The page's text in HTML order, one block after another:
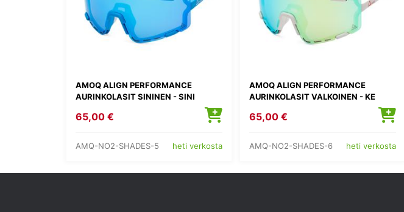
AMOQ ALIGN PERFORMANCE
AURINKOLASIT SININEN - SINI
65,00 €
AMQ-NO2-SHADES-5 heti verkosta
AMOQ ALIGN PERFORMANCE
AURINKOLASIT VALKOINEN - KE
65,00 €
AMQ-NO2-SHADES-6 heti verkosta